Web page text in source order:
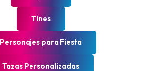
Tines
Personajes para Fiesta
Tazas Personalizadas